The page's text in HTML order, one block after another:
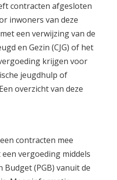
contracten afgesloten
inwoners van deze
een verwijzing van de
en Gezin (CJG) of het
krijgen voor
jeugdhulp of
overzicht van deze
contracten mee
vergoeding middels
Budget (PGB) vanuit de